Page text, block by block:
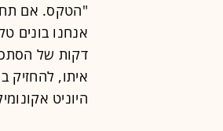
"הטקס. אם
דקות של
איתו, להחזיק
היוניט